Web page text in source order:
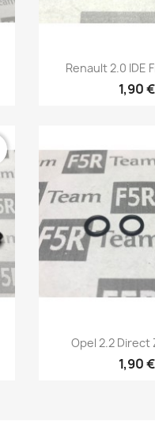
Szybki
Renault 2.0 IDE
1,90 €
 Szybki
Opel 2.2 Direct
1,90 €